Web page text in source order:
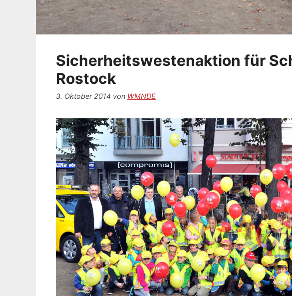
Sicherheitswestenaktion für
Rostock
3. Oktober 2014 von WMNDE